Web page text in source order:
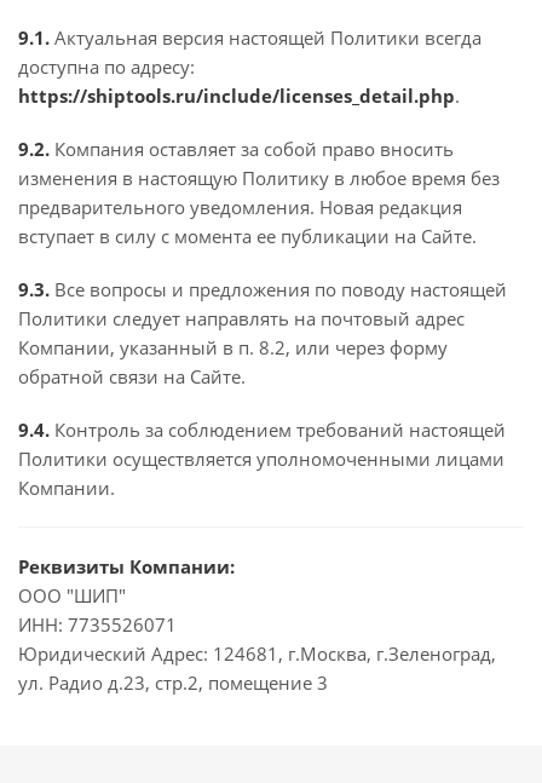
9.1. Актуальная версия настоящей Политики всегда
доступна по адресу:
https://shiptools.ru/include/licenses_detail.php.
9.2. Компания оставляет за собой право вносить
изменения в настоящую Политику в любое время без
предварительного уведомления. Новая редакция
вступает в силу с момента ее публикации на Сайте.
9.3. Все вопросы и предложения по поводу настоящей
Политики следует направлять на почтовый адрес
Компании, указанный в п. 8.2, или через форму
обратной связи на Сайте.
9.4. Контроль за соблюдением требований настоящей
Политики осуществляется уполномоченными лицами
Компании.
Реквизиты Компании:
ООО "ШИП"
ИНН: 7735526071
Юридический Адрес: 124681, г.Москва, г.Зеленоград,
ул. Радио д.23, стр.2, помещение 3